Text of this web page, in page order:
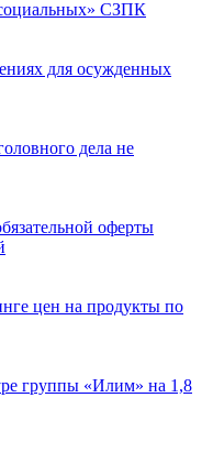
СЗПК
для осужденных
дела не
оферты
цен на продукты по
группы «Илим» на 1,8